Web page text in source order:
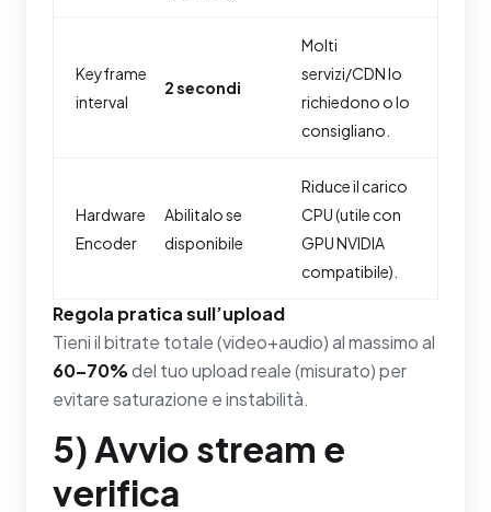
Keyframe
interval
2 secondi
Molti
servizi/CDN lo
richiedono o lo
consigliano.
Hardware
Encoder
Abilitalo se
disponibile
Riduce il carico
CPU (utile con
GPU NVIDIA
compatibile).
Regola pratica sull’upload
Tieni il bitrate totale (video+audio) al massimo al
60–70%del tuo upload reale (misurato) per
evitare saturazione e instabilità.
5) Avvio stream e
verifica